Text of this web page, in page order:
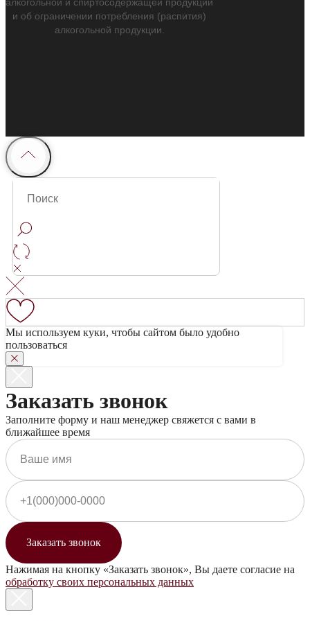
и об ограничении потребления (распития)
алкогольной продукции.
Мы используем куки, чтобы сайтом было удобно
пользоваться
Заказать звонок
Заполните форму и наш менеджер свяжется с вами в
ближайшее время
Заказать звонок
Нажимая на кнопку «Заказать звонок», Вы даете согласие на
обработку своих персональных данных